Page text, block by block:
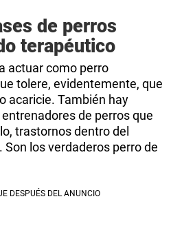
de perros
terapéutico
actuar como perro
tolere, evidentemente, que
acaricie. También hay
de perros que
trastornos dentro del
los verdaderos perro de